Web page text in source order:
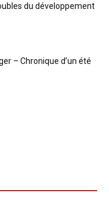
du développement
– Chronique d’un été